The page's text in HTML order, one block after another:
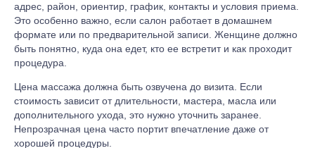
адрес, район, ориентир, график, контакты и условия приема.
Это особенно важно, если салон работает в домашнем
формате или по предварительной записи. Женщине должно
быть понятно, куда она едет, кто ее встретит и как проходит
процедура.
Цена массажа должна быть озвучена до визита. Если
стоимость зависит от длительности, мастера, масла или
дополнительного ухода, это нужно уточнить заранее.
Непрозрачная цена часто портит впечатление даже от
хорошей процедуры.